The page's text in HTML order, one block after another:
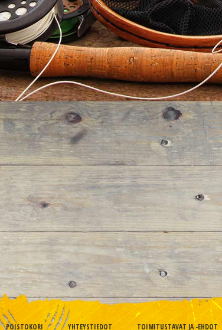
POISTOKORI YHTEYSTIEDOT TOIMITUSTAVAT JA -EHDOT